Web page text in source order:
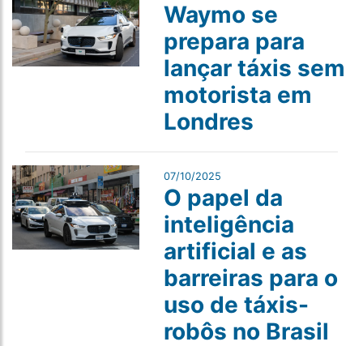
Waymo se
prepara para
lançar táxis sem
motorista em
Londres
07/10/2025
O papel da
inteligência
artificial e as
barreiras para o
uso de táxis-
robôs no Brasil